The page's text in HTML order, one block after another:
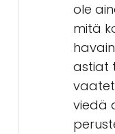
ole
mitä
astiat
viedä